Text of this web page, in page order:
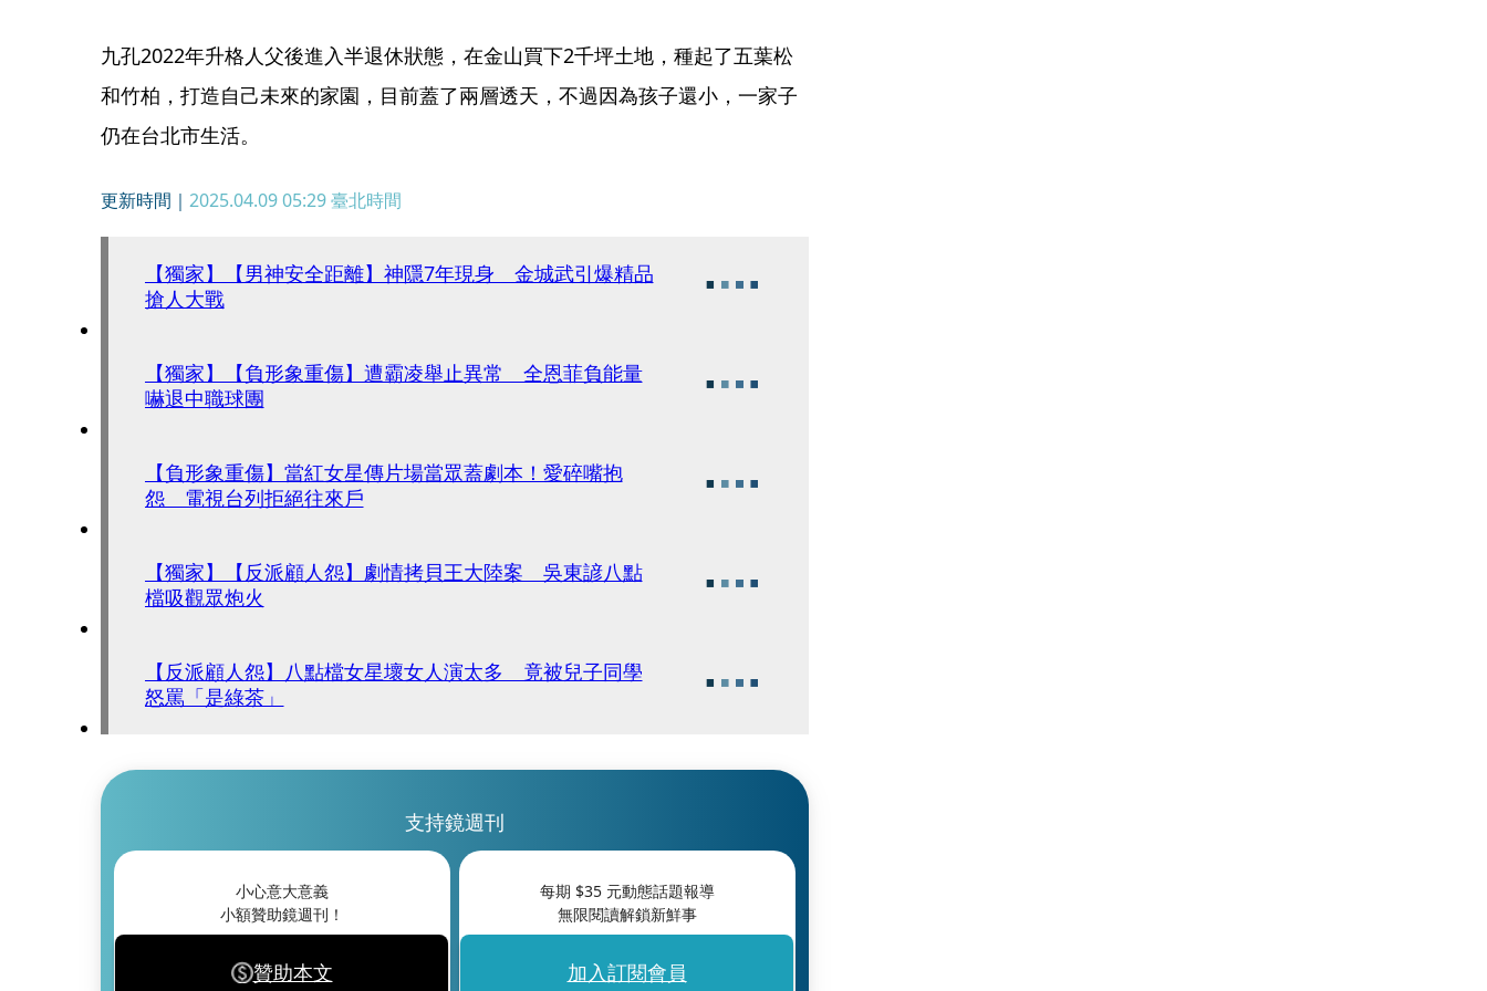
九孔2022年升格人父後進入半退休狀態，在金山買下2千坪土地，種起了五葉松
和竹柏，打造自己未來的家園，目前蓋了兩層透天，不過因為孩子還小，一家子
仍在台北市生活。
更新時間｜ 2025.04.09 05:29臺北時間
【獨家】【男神安全距離】神隱7年現身 金城武引爆精品
搶人大戰
【獨家】【負形象重傷】遭霸凌舉止異常 全恩菲負能量
嚇退中職球團
【負形象重傷】當紅女星傳片場當眾蓋劇本！愛碎嘴抱
怨 電視台列拒絕往來戶
【獨家】【反派顧人怨】劇情拷貝王大陸案 吳東諺八點
檔吸觀眾炮火
【反派顧人怨】八點檔女星壞女人演太多 竟被兒子同學
怒罵「是綠茶」
支持鏡週刊
小心意大意義
小額贊助鏡週刊！
贊助本文
每期 $35元動態話題報導
無限閱讀解鎖新鮮事
加入訂閱會員